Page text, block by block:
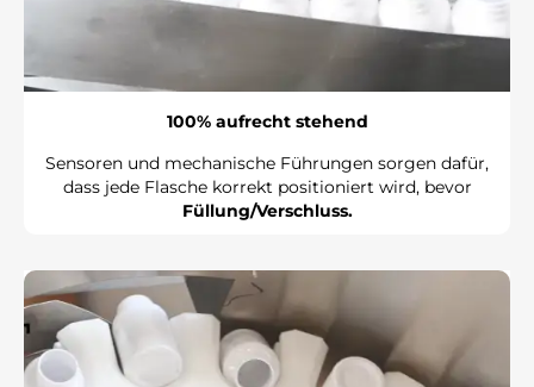
100% aufrecht stehend
Sensoren und mechanische Führungen sorgen dafür,
dass jede Flasche korrekt positioniert wird, bevor
Füllung/Verschluss.